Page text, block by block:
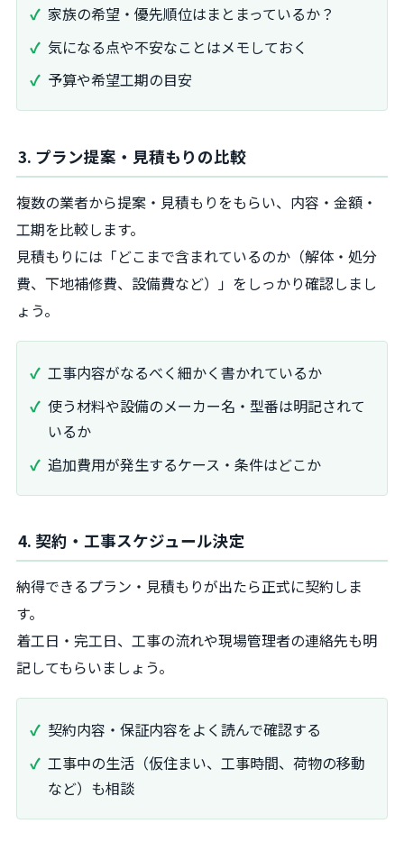
家族の希望・優先順位はまとまっているか？
気になる点や不安なことはメモしておく
予算や希望工期の目安
3. プラン提案・見積もりの比較
複数の業者から提案・見積もりをもらい、内容・金額・
工期を比較します。
見積もりには「どこまで含まれているのか（解体・処分
費、下地補修費、設備費など）」をしっかり確認しまし
ょう。
工事内容がなるべく細かく書かれているか
使う材料や設備のメーカー名・型番は明記されて
いるか
追加費用が発生するケース・条件はどこか
4. 契約・工事スケジュール決定
納得できるプラン・見積もりが出たら正式に契約しま
す。
着工日・完工日、工事の流れや現場管理者の連絡先も明
記してもらいましょう。
契約内容・保証内容をよく読んで確認する
工事中の生活（仮住まい、工事時間、荷物の移動
など）も相談